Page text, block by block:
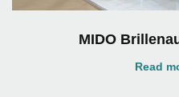
MIDO
Read